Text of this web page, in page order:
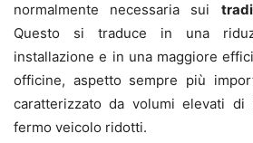
normalmente necessaria sui
Questo si traduce in una
installazione e in una maggiore
officine, aspetto sempre più
caratterizzato da volumi elevati
fermo veicolo ridotti.